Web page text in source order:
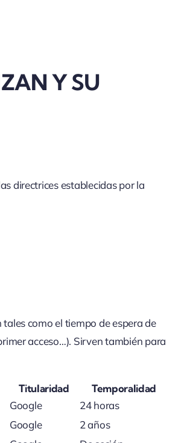
Y SU
directrices establecidas por la
como el tiempo de espera de
acceso…). Sirven también para
Titularidad
Temporalidad
Google
24 horas
Google
2 años